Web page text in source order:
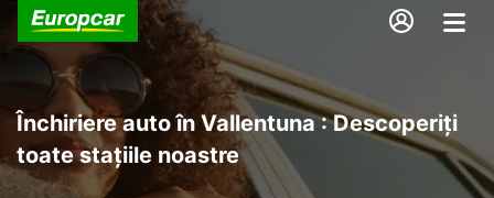
Închiriere auto în Vallentuna : Descoperiți
toate stațiile noastre